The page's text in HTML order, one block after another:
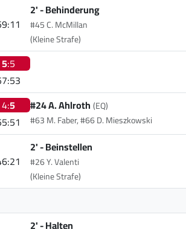
2' -Behinderung
#45 C. McMillan
(Kleine Strafe)
5:5
4:5
#24 A. Ahlroth(EQ)
#63 M. Faber, #66 D. Mieszkowski
2' -Beinstellen
#26 Y. Valenti
(Kleine Strafe)